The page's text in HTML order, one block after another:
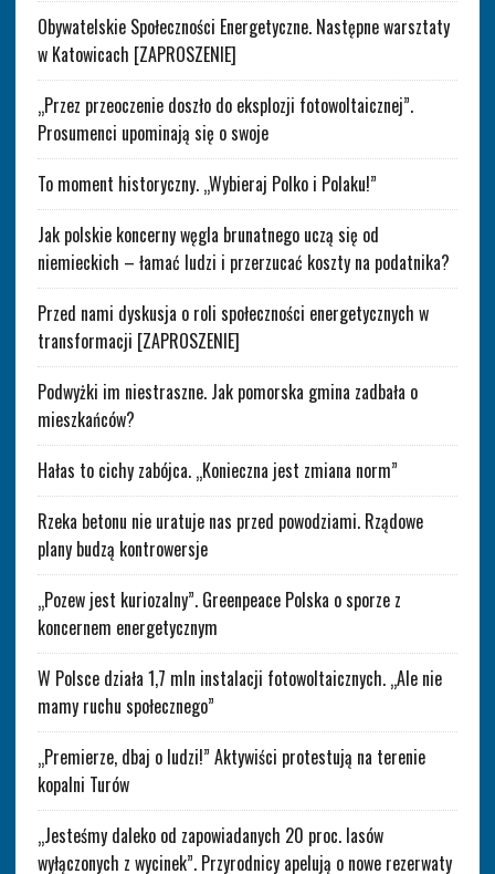
Obywatelskie Społeczności Energetyczne. Następne warsztaty
w Katowicach [ZAPROSZENIE]
„Przez przeoczenie doszło do eksplozji fotowoltaicznej”.
Prosumenci upominają się o swoje
To moment historyczny. „Wybieraj Polko i Polaku!”
Jak polskie koncerny węgla brunatnego uczą się od
niemieckich – łamać ludzi i przerzucać koszty na podatnika?
Przed nami dyskusja o roli społeczności energetycznych w
transformacji [ZAPROSZENIE]
Podwyżki im niestraszne. Jak pomorska gmina zadbała o
mieszkańców?
Hałas to cichy zabójca. „Konieczna jest zmiana norm”
Rzeka betonu nie uratuje nas przed powodziami. Rządowe
plany budzą kontrowersje
„Pozew jest kuriozalny”. Greenpeace Polska o sporze z
koncernem energetycznym
W Polsce działa 1,7 mln instalacji fotowoltaicznych. „Ale nie
mamy ruchu społecznego”
„Premierze, dbaj o ludzi!” Aktywiści protestują na terenie
kopalni Turów
„Jesteśmy daleko od zapowiadanych 20 proc. lasów
wyłączonych z wycinek”. Przyrodnicy apelują o nowe rezerwaty